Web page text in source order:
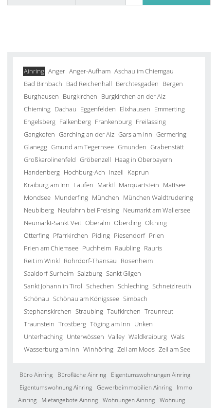
Ainring Anger Anger-Aufham Aschau im Chiemgau
Bad Birnbach Bad Reichenhall Berchtesgaden Bergen
Burghausen Burgkirchen Burgkirchen an der Alz
Chieming Dachau Eggenfelden Elixhausen Emmerting
Engelsberg Falkenberg Frankenburg Freilassing
Gangkofen Garching an der Alz Gars am Inn Germering
Glanegg Gmund am Tegernsee Gmunden Grabenstätt
Großkarolinenfeld Gröbenzell Haag in Oberbayern
Handenberg Hochburg-Ach Inzell Kaprun
Kraiburg am Inn Laufen Marktl Marquartstein Mattsee
Mondsee Munderfing München München Waldtrudering
Neubiberg Neufahrn bei Freising Neumarkt am Wallersee
Neumarkt-Sankt Veit Oberalm Oberding Olching
Otterfing Pfarrkirchen Piding Piesendorf Prien
Prien am Chiemsee Puchheim Raubling Rauris
Reit im Winkl Rohrdorf-Thansau Rosenheim
Saaldorf-Surheim Salzburg Sankt Gilgen
Sankt Johann in Tirol Schechen Schleching Schneizlreuth
Schönau Schönau am Königssee Simbach
Stephanskirchen Straubing Taufkirchen Traunreut
Traunstein Trostberg Töging am Inn Unken
Unterhaching Unterwössen Valley Waldkraiburg Wals
Wasserburg am Inn Winhöring Zell am Moos Zell am See
Büro Ainring Bürofläche Ainring
Eigentumswohnungen Ainring
Eigentumswohnung Ainring Gewerbeimmobilien Ainring
Immo
Ainring
Mietangebote Ainring Wohnungen Ainring Wohnung